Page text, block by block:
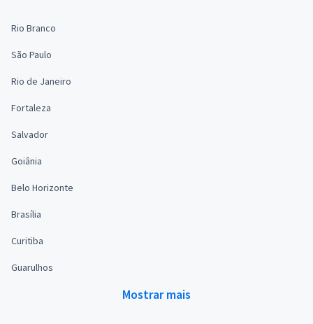
Rio Branco
São Paulo
Rio de Janeiro
Fortaleza
Salvador
Goiânia
Belo Horizonte
Brasília
Curitiba
Guarulhos
Mostrar mais